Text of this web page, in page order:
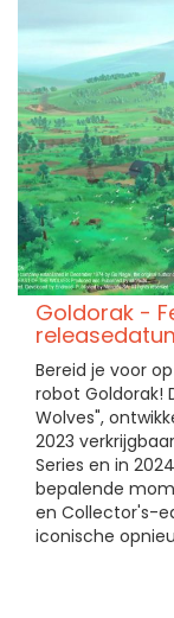
Goldorak -
Bereid je voor
robot Goldorak!
Wolves",
2023
Series en in
bepalende
en Collector's-
iconische